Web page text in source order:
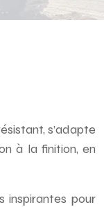
s’adapte
à la finition, en
inspirantes pour